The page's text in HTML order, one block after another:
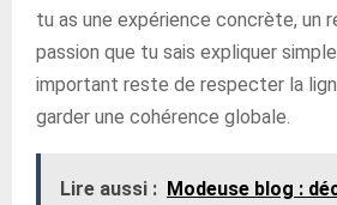
tu as une expérience concrète, un
passion que tu sais expliquer
important reste de respecter la
garder une cohérence globale.
Lire aussi : Modeuse blog :